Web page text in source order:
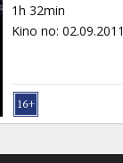
1h 32min
Kino no: 02.09.2011